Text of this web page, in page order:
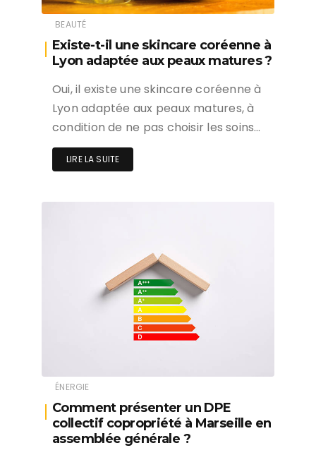
BEAUTÉ
Existe-t-il une skincare coréenne à
Lyon adaptée aux peaux matures ?
Oui, il existe une skincare coréenne à
Lyon adaptée aux peaux matures, à
condition de ne pas choisir les soins…
LIRE LA SUITE
ÉNERGIE
Comment présenter un DPE
collectif copropriété à Marseille en
assemblée générale ?